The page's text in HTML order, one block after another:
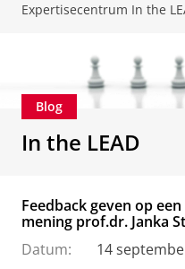
Expertisecentrum In the
Blog
In the LEAD
Feedback geven op
mening prof.dr. Janka
Datum:
14